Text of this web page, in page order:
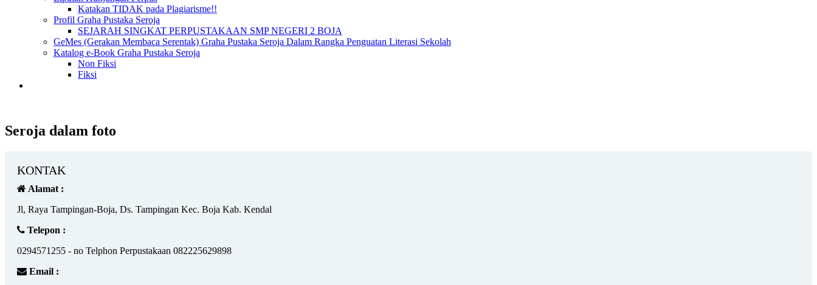
Katakan TIDAK pada Plagiarisme!!
Profil Graha Pustaka Seroja
SEJARAH SINGKAT PERPUSTAKAAN SMP NEGERI 2 BOJA
GeMes (Gerakan Membaca Serentak) Graha Pustaka Seroja Dalam Rangka Penguatan Literasi Sekolah
Katalog e-Book Graha Pustaka Seroja
Non Fiksi
Fiksi
Seroja dalam foto
KONTAK
Alamat :
Jl, Raya Tampingan-Boja, Ds. Tampingan Kec. Boja Kab. Kendal
Telepon :
0294571255 - no Telphon Perpustakaan 082225629898
Email :